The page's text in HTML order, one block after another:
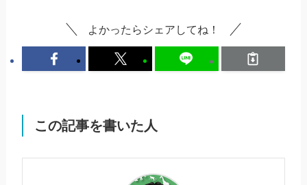
よかったらシェアしてね！
この記事を書いた人